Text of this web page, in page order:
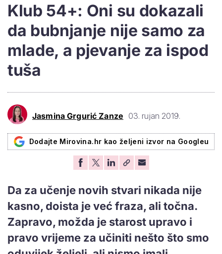
Klub 54+: Oni su dokazali
da bubnjanje nije samo za
mlade, a pjevanje za ispod
tuša
Jasmina Grgurić Zanze 03. rujan 2019.
Dodajte Mirovina.hr kao željeni izvor na Googleu
Da za učenje novih stvari nikada nije
kasno, doista je već fraza, ali točna.
Zapravo, možda je starost upravo i
pravo vrijeme za učiniti nešto što smo